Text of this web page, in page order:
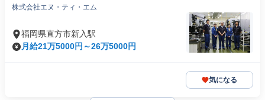
株式会社エヌ・ティ・エム
福岡県直方市新入駅
月給21万5000円～26万5000円
気になる